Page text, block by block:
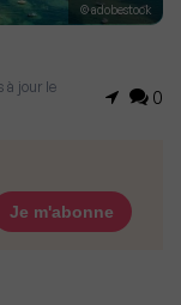
© adobestock
à jour le
0